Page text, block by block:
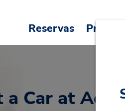
Reservas
a Car at